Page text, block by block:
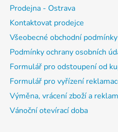
Prodejna - Ostrava
Kontaktovat prodejce
Všeobecné obchodní podmínky
Podmínky ochrany osobních
Formulář pro odstoupení od
Formulář pro vyřízení
Výměna, vrácení zboží a
Vánoční otevírací doba